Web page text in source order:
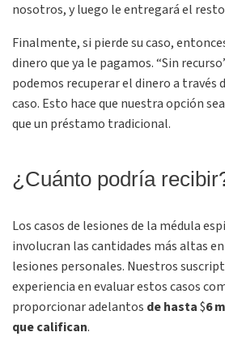
nosotros, y luego le entregará el
Finalmente, si pierde su caso,
dinero que ya le pagamos. “Sin
podemos recuperar el dinero a través
caso. Esto hace que nuestra opción
que un préstamo tradicional.
¿Cuánto podría
Los casos de lesiones de la médula
involucran las cantidades más altas
lesiones personales. Nuestros
experiencia en evaluar estos casos
proporcionar adelantos de hasta$6
que califican.